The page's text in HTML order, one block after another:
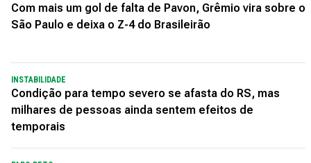
Com mais um gol de falta de Pavon, Grêmio vira sobre o
São Paulo e deixa o Z-4 do Brasileirão
INSTABILIDADE
Condição para tempo severo se afasta do RS, mas
milhares de pessoas ainda sentem efeitos de
temporais